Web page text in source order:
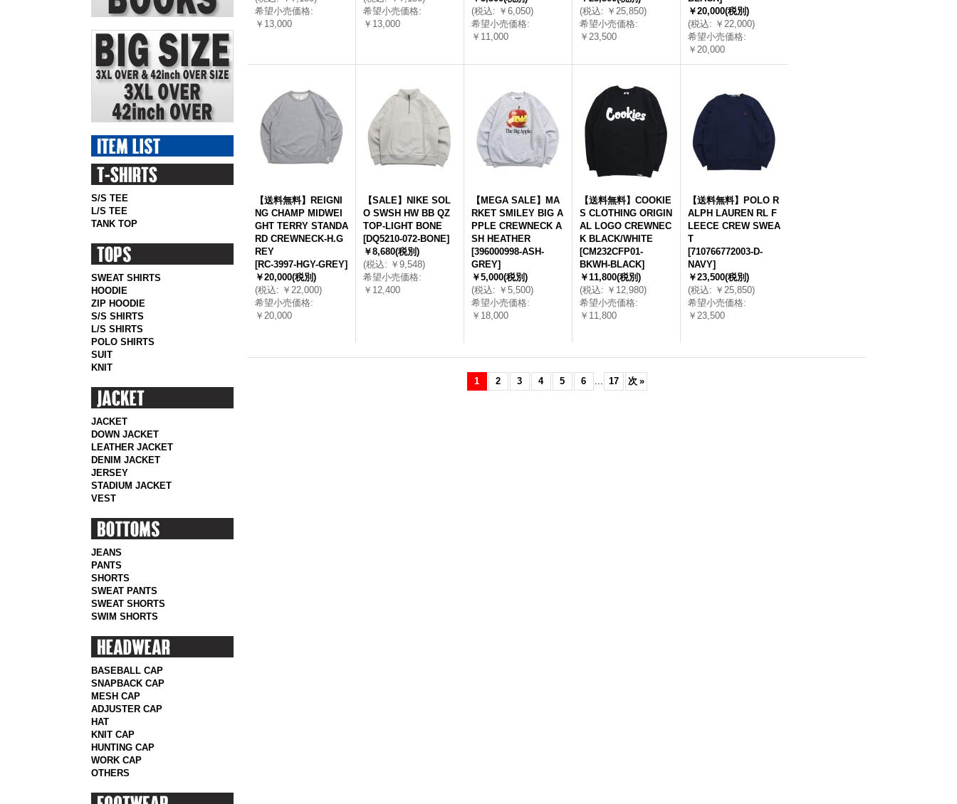
S/S TEE
L/S TEE
TANK TOP
SWEAT SHIRTS
HOODIE
ZIP HOODIE
S/S SHIRTS
L/S SHIRTS
POLO SHIRTS
SUIT
KNIT
JACKET
DOWN JACKET
LEATHER JACKET
DENIM JACKET
JERSEY
STADIUM JACKET
VEST
JEANS
PANTS
SHORTS
SWEAT PANTS
SWEAT SHORTS
SWIM SHORTS
BASEBALL CAP
SNAPBACK CAP
MESH CAP
ADJUSTER CAP
HAT
KNIT CAP
HUNTING CAP
WORK CAP
OTHERS
希望小売価格:
￥13,000
希望小売価格:
￥13,000
(税込: ￥6,050)
希望小売価格:
￥11,000
(税込: ￥25,850)
希望小売価格:
￥23,500
￥20,000(税別)
(税込: ￥22,000)
希望小売価格:
￥20,000
【送料無料】REIGNI
NG CHAMP MIDWEI
GHT TERRY STANDA
RD CREWNECK-H.G
REY
[RC-3997-HGY-GREY]
￥20,000(税別)
(税込: ￥22,000)
希望小売価格:
￥20,000
【SALE】NIKE SOL
O SWSH HW BB QZ
TOP-LIGHT BONE
[DQ5210-072-BONE]
￥8,680(税別)
(税込: ￥9,548)
希望小売価格:
￥12,400
【MEGA SALE】MA
RKET SMILEY BIG A
PPLE CREWNECK A
SH HEATHER
[396000998-ASH-
GREY]
￥5,000(税別)
(税込: ￥5,500)
希望小売価格:
￥18,000
【送料無料】COOKIE
S CLOTHING ORIGIN
AL LOGO CREWNEC
K BLACK/WHITE
[CM232CFP01-
BKWH-BLACK]
￥11,800(税別)
(税込: ￥12,980)
希望小売価格:
￥11,800
【送料無料】POLO R
ALPH LAUREN RL F
LEECE CREW SWEA
T
[710766772003-D-
NAVY]
￥23,500(税別)
(税込: ￥25,850)
希望小売価格:
￥23,500
1 2 3 4 5 6 ... 17 次 »